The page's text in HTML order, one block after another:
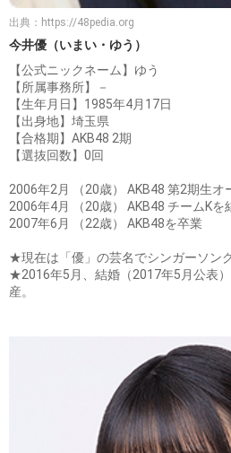
出典： https://48pedia.org
今井優（いまい・ゆう）
【公式ニックネーム】ゆう
【所属事務所】－
【生年月日】1985年4月17日
【出身地】埼玉県
【合格期】AKB48 2期
【選抜回数】0回
2006年2月 （20歳） AKB48 第2期生オ
2006年4月 （20歳） AKB48 チームKを
2007年6月 （22歳） AKB48を卒業
★現在は「優」の芸名でシンガーソン
★2016年5月、結婚（2017年5月公表
産。